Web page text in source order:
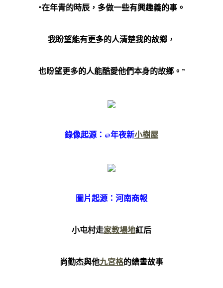
“在年青的時辰，多做一些有興趣義的事。
我盼望能有更多的人清楚我的故鄉，
也盼望更多的人能酷愛他們本身的故鄉。”
錄像起源：@年夜新小樹屋
圖片起源：河南商報
小屯村走家教場地紅后
尚勤杰與他九宮格的繪畫故事